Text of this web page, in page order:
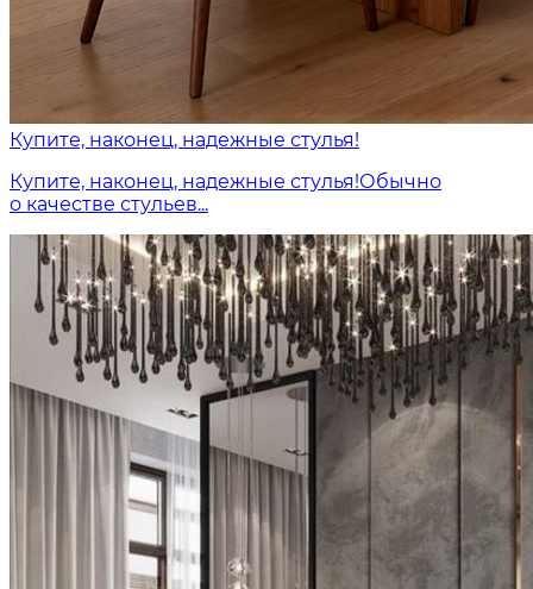
Купите, наконец, надежные стулья!
Купите, наконец, надежные стулья!Обычно
о качестве стульев...